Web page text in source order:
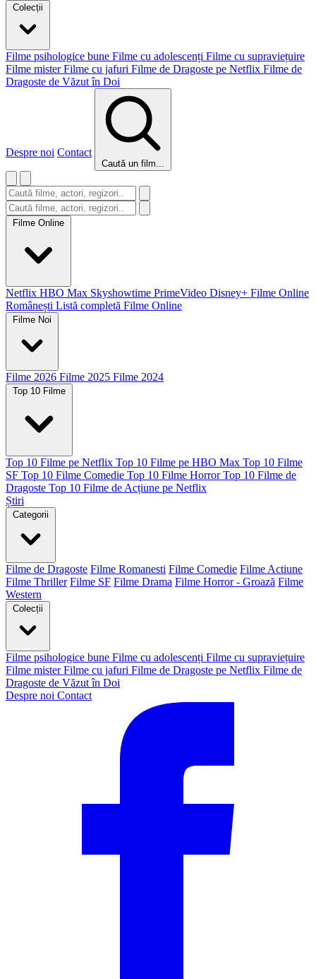
Colecții
Filme psihologice bune Filme cu adolescenți Filme cu supraviețuire
Filme mister Filme cu jafuri Filme de Dragoste pe Netflix Filme de
Dragoste de Văzut în Doi
Despre noi Contact
Caută un film...
Filme Online
Netflix HBO Max Skyshowtime PrimeVideo Disney+ Filme Online
Românești Listă completă Filme Online
Filme Noi
Filme 2026 Filme 2025 Filme 2024
Top 10 Filme
Top 10 Filme pe Netflix Top 10 Filme pe HBO Max Top 10 Filme
SF Top 10 Filme Comedie Top 10 Filme Horror Top 10 Filme de
Dragoste Top 10 Filme de Acțiune pe Netflix
Știri
Categorii
Filme de Dragoste Filme Romanesti Filme Comedie Filme Actiune
Filme Thriller Filme SF Filme Drama Filme Horror - Groază Filme
Western
Colecții
Filme psihologice bune Filme cu adolescenți Filme cu supraviețuire
Filme mister Filme cu jafuri Filme de Dragoste pe Netflix Filme de
Dragoste de Văzut în Doi
Despre noi Contact